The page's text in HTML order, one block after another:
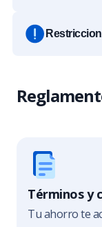
Términos y
Tu ahorro te